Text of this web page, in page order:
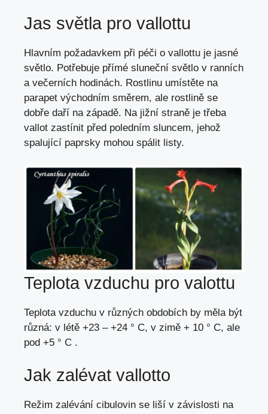
Jas světla pro vallottu
Hlavním požadavkem při péči o vallottu je jasné
světlo. Potřebuje přímé sluneční světlo v ranních
a večerních hodinách. Rostlinu umístěte na
parapet východním směrem, ale rostlině se
dobře daří na západě. Na jižní straně je třeba
vallot zastínit před poledním sluncem, jehož
spalující paprsky mohou spálit listy.
Teplota vzduchu pro valottu
Teplota vzduchu v různých obdobích by měla být
různá: v létě +23 – +24 ° C, v zimě + 10 ° C, ale
pod +5 ° C .
Jak zalévat vallotto
Režim zalévání cibulovin se liší v závislosti na